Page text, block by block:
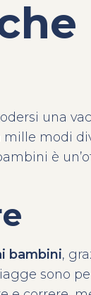
una
modi
è
bambini,
sono